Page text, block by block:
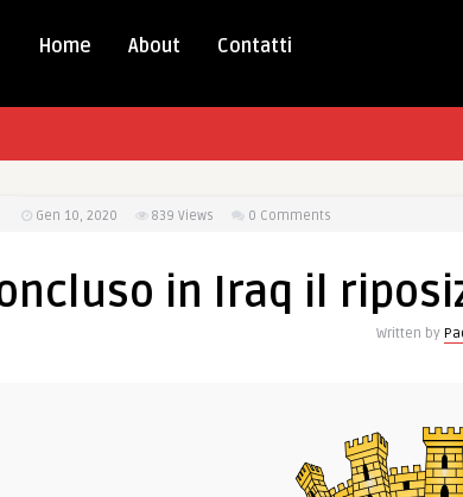
Home About Contatti
Gen 10, 2020 839 Views 0 Comments
in Iraq il
Written by